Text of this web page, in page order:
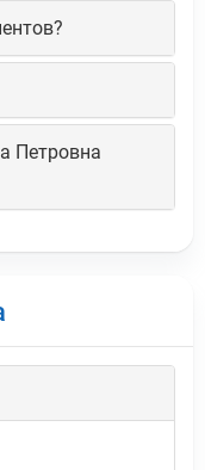
Петровна